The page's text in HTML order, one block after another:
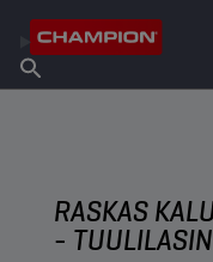
Tietoa Championista
Etsi myyntipiste
RASKAS
-